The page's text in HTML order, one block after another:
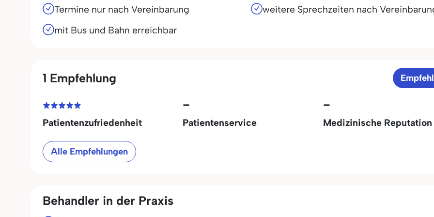
Termine nur nach Vereinbarung
weitere Sprechzeiten nach
mit Bus und Bahn erreichbar
1 Empfehlung
Patientenzufriedenheit
-
Patientenservice
-
Medizinische Reputation
Alle Empfehlungen
Behandler in der Praxis